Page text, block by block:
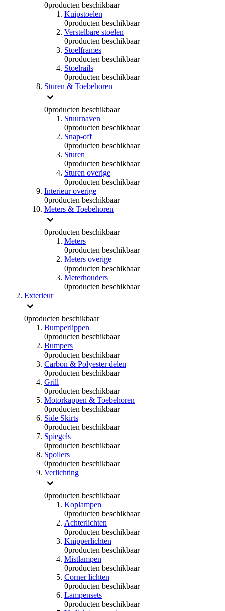
0producten beschikbaar
Kuipstoelen
0producten beschikbaar
Verstelbare stoelen
0producten beschikbaar
Stoelframes
0producten beschikbaar
Stoelrails
0producten beschikbaar
Sturen & Toebehoren
0producten beschikbaar
Stuurnaven
0producten beschikbaar
Snap-off
0producten beschikbaar
Sturen
0producten beschikbaar
Sturen overige
0producten beschikbaar
Interieur overige
0producten beschikbaar
Meters & Toebehoren
0producten beschikbaar
Meters
0producten beschikbaar
Meters overige
0producten beschikbaar
Meterhouders
0producten beschikbaar
Exterieur
0producten beschikbaar
Bumperlippen
0producten beschikbaar
Bumpers
0producten beschikbaar
Carbon & Polyester delen
0producten beschikbaar
Grill
0producten beschikbaar
Motorkappen & Toebehoren
0producten beschikbaar
Side Skirts
0producten beschikbaar
Spiegels
0producten beschikbaar
Spoilers
0producten beschikbaar
Verlichting
0producten beschikbaar
Koplampen
0producten beschikbaar
Achterlichten
0producten beschikbaar
Knipperlichten
0producten beschikbaar
Mistlampen
0producten beschikbaar
Corner lichten
0producten beschikbaar
Lampensets
0producten beschikbaar